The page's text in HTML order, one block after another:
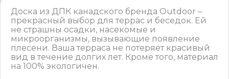
Доска из ДПК канадского бренда Outdoor –
прекрасный выбор для террас и беседок. Ей
не страшны осадки, насекомые и
микроорганизмы, вызывающие появление
плесени. Ваша терраса не потеряет красивый
вид в течение долгих лет. Кроме того, материал
на 100% экологичен.